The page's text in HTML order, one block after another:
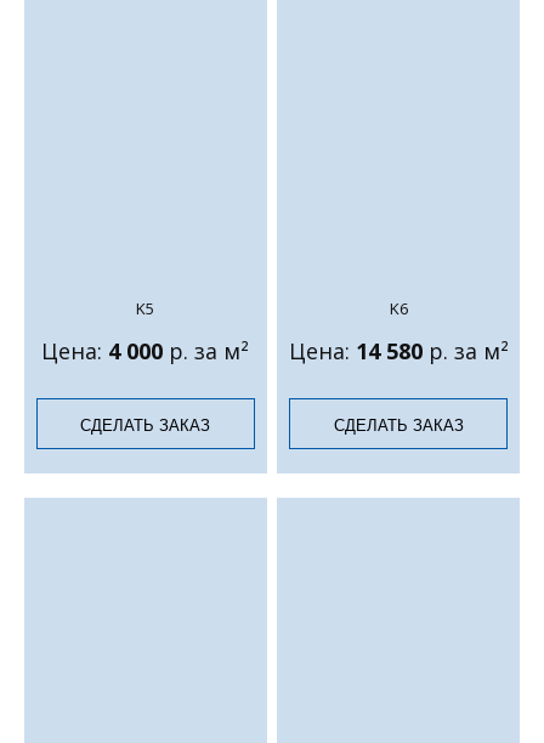
K5
Цена: 4 000 р. за м²
СДЕЛАТЬ ЗАКАЗ
K6
Цена: 14 580р. за м²
СДЕЛАТЬ ЗАКАЗ